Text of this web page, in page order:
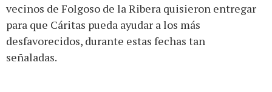
vecinos de Folgoso de la Ribera quisieron entregar
para que Cáritas pueda ayudar a los más
desfavorecidos, durante estas fechas tan
señaladas.